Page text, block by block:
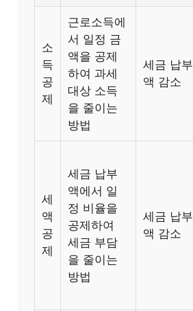
소
득
공
제
근로소득에
서 일정 금
액을 공제
하여 과세
대상 소득
을 줄이는
방법
세금 납부
액 감소
세
액
공
제
세금 납부
액에서 일
정 비율을
공제하여
세금 부담
을 줄이는
방법
세금 납부
액 감소